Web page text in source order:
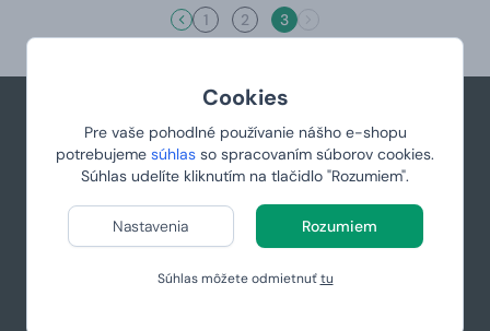
Cookies
Pre vaše pohodlné používanie nášho e-shopu
potrebujeme súhlas so spracovaním súborov cookies.
Súhlas udelíte kliknutím na tlačidlo "Rozumiem".
Nastavenia Rozumiem
Súhlas môžete odmietnuťtu
1 2 3
+421 944 766 858
podpora@manboxeo.sk
Po-Pia 8:30-17